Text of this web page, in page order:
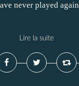
never played
Lire la suite